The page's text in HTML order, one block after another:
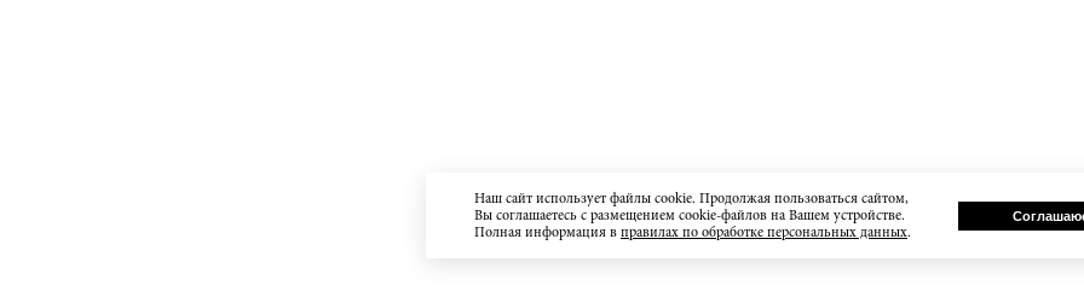
Наш сайт использует файлы cookie. Продолжая пользоваться сайтом,
Вы соглашаетесь с размещением cookie-файлов на Вашем устройстве.
Полная информация в правилах по обработке персональных данных.